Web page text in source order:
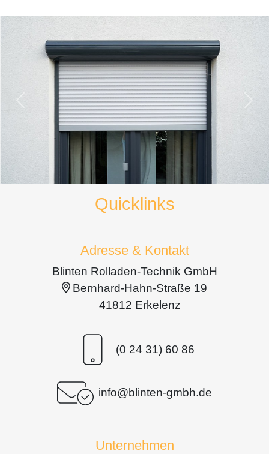
Quicklinks
Adresse & Kontakt
Blinten Rolladen-Technik GmbH
Bernhard-Hahn-Straße 19
41812 Erkelenz
(0 24 31) 60 86
info@blinten-gmbh.de
Unternehmen